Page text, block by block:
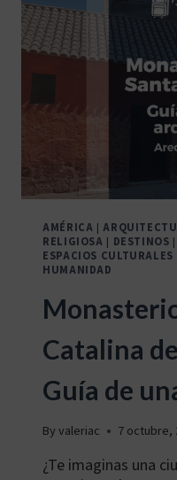
AMÉRICA |
RELIGIOSA | DESTINOS |
ESPACIOS CULTURALES
HUMANIDAD
Catalina
Guía de
Byvaleriac 7 octubre,
¿Te imaginas una